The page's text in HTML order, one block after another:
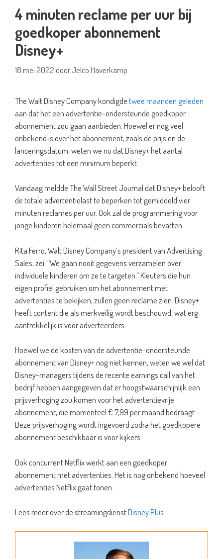
4 minuten reclame per uur bij
goedkoper abonnement
Disney+
18 mei 2022 doorJelco Haverkamp
The Walt Disney Company kondigdetwee maanden geleden
aan dat het een advertentie-ondersteunde goedkoper
abonnement zou gaan aanbieden. Hoewel er nog veel
onbekend is over het abonnement, zoals de prijs en de
lanceringsdatum, weten we nu dat Disney+ het aantal
advertenties tot een minimum beperkt.
Vandaag meldde The Wall Street Journal dat Disney+ belooft
de totale advertentielast te beperken tot gemiddeld vier
minuten reclames per uur. Ook zal de programmering voor
jonge kinderen helemaal geen commercials bevatten.
Rita Ferro, Walt Disney Company’s president van Advertising
Sales, zei: “We gaan nooit gegevens verzamelen over
individuele kinderen om ze te targeten.” Kleuters die hun
eigen profiel gebruiken om het abonnement met
advertenties te bekijken, zullen geen reclame zien. Disney+
heeft content die als merkveilig wordt beschouwd, wat erg
aantrekkelijk is voor adverteerders.
Hoewel we de kosten van de advertentie-ondersteunde
abonnement van Disney+ nog niet kennen, weten we wel dat
Disney-managers tijdens de recente earnings call van het
bedrijf hebben aangegeven dat er hoogstwaarschijnlijk een
prijsverhoging zou komen voor het advertentievrije
abonnement, die momenteel € 7,99 per maand bedraagt.
Deze prijsverhoging wordt ingevoerd zodra het goedkopere
abonnement beschikbaar is voor kijkers.
Ook concurrent Netflix werkt aan een goedkoper
abonnement met advertenties. Het is nog onbekend hoeveel
advertenties Netflix gaat tonen.
Lees meer over de streamingdienstDisney Plus